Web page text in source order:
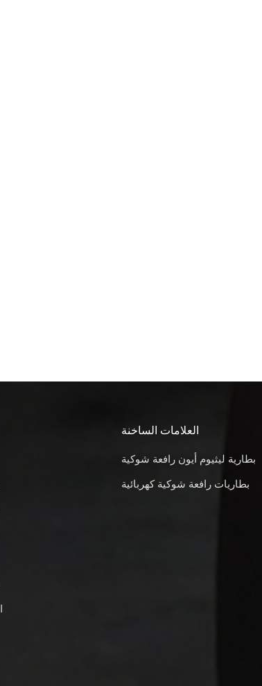
العلامات الساخنة
بطارية ليثيوم أيون رافعة شوكية
بطاريات رافعة شوكية كهربائية